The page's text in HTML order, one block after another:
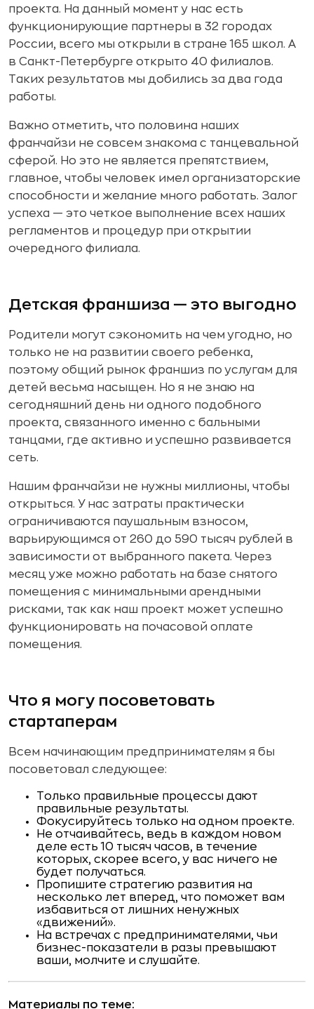
проекта. На данный момент у нас есть
функционирующие партнеры в 32 городах
России, всего мы открыли в стране 165 школ. А
в Санкт-Петербурге открыто 40 филиалов.
Таких результатов мы добились за два года
работы.
Важно отметить, что половина наших
франчайзи не совсем знакома с танцевальной
сферой. Но это не является препятствием,
главное, чтобы человек имел организаторские
способности и желание много работать. Залог
успеха — это четкое выполнение всех наших
регламентов и процедур при открытии
очередного филиала.
Детская франшиза — это выгодно
Родители могут сэкономить на чем угодно, но
только не на развитии своего ребенка,
поэтому общий рынок франшиз по услугам для
детей весьма насыщен. Но я не знаю на
сегодняшний день ни одного подобного
проекта, связанного именно с бальными
танцами, где активно и успешно развивается
сеть.
Нашим франчайзи не нужны миллионы, чтобы
открыться. У нас затраты практически
ограничиваются паушальным взносом,
варьирующимся от 260 до 590 тысяч рублей в
зависимости от выбранного пакета. Через
месяц уже можно работать на базе снятого
помещения с минимальными арендными
рисками, так как наш проект может успешно
функционировать на почасовой оплате
помещения.
Что я могу посоветовать
стартаперам
Всем начинающим предпринимателям я бы
посоветовал следующее:
Только правильные процессы дают
правильные результаты.
Фокусируйтесь только на одном проекте.
Не отчаивайтесь, ведь в каждом новом
деле есть 10 тысяч часов, в течение
которых, скорее всего, у вас ничего не
будет получаться.
Пропишите стратегию развития на
несколько лет вперед, что поможет вам
избавиться от лишних ненужных
«движений».
На встречах с предпринимателями, чьи
бизнес-показатели в разы превышают
ваши, молчите и слушайте.
Материалы по теме: